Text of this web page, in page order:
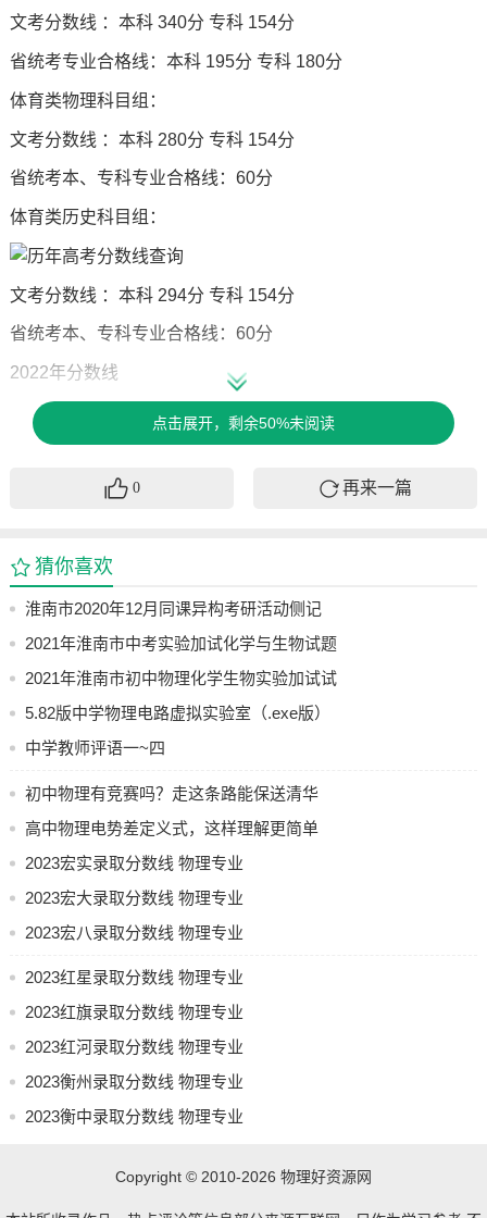
文考分数线 ：本科 340分 专科 154分
省统考专业合格线：本科 195分 专科 180分
体育类物理科目组：
文考分数线 ：本科 280分 专科 154分
省统考本、专科专业合格线：60分
体育类历史科目组：
文考分数线 ：本科 294分 专科 154分
省统考本、专科专业合格线：60分
2022年分数线
2022年福建省普通高校招生各类录取控制分数线具体如下：
2021年分数线
2025年高考录取分数线
点击查看：泉州高考攻略
提示温馨注意历年高考分数线查询，于微信里搜索公众号称
作【泉州本地宝】贝语网校
其中包含手机端的，同时还有成绩排名表的最新消息
考分数线查询，再就是录取分数线，这里面含往年的，另外
还有高考总分以及志愿填报时间等相关信息。
手机访问 泉州本地宝首页
相关推荐 泉州高考录取分数线 泉州高考历年分数线汇总
2026福建民航招飞初检安排
中国民用航空飞行学院，山东航空学院，安阳工学院，这三
所院校，2026年打算在我省高中毕业生里招收民航飞行学
员。
在我省，那些符合 2026 年普通高考报名条件的高中毕业生，
并且还符合民航飞行学员选拔条件和要求的，其具体信息能
点击展开，剩余50%未阅读
0 再来一篇
猜你喜欢
淮南市2020年12月同课异构考研活动侧记
2021年淮南市中考实验加试化学与生物试题
及其视频参考
2021年淮南市初中物理化学生物实验加试试
题与评分标准
5.82版中学物理电路虚拟实验室（.exe版）
中学教师评语一~四
初中物理有竞赛吗？走这条路能保送清华
高中物理电势差定义式，这样理解更简单
2023宏实录取分数线 物理专业
2023宏大录取分数线 物理专业
2023宏八录取分数线 物理专业
2023红星录取分数线 物理专业
2023红旗录取分数线 物理专业
2023红河录取分数线 物理专业
2023衡州录取分数线 物理专业
2023衡中录取分数线 物理专业
Copyright © 2010-2026 物理好资源网